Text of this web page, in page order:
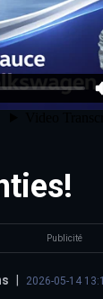
Publicité
2026-05-14